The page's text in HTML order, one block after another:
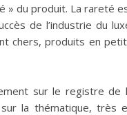
» du produit. La rareté
de l’industrie du
chers, produits en
sur le registre de
la thématique, très